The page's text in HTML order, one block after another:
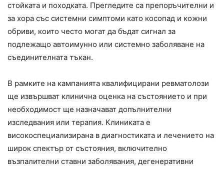
стойката и походката. Прегледите са препоръчителни и
за хора със системни симптоми като косопад и кожни
обриви, които често могат да бъдат сигнал за
подлежащо автоимунно или системно заболяване на
съединителната тъкан.
В рамките на кампанията квалифицирани ревматолози
ще извършват клинична оценка на състоянието и при
необходимост ще назначават допълнителни
изследвания или терапия. Клиниката е
високоспециализирана в диагностиката и лечението на
широк спектър от състояния, включително
възпалителни ставни заболявания, дегенеративни